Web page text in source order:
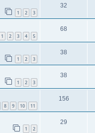
1 2 3
32
1 2 3 4 5
68
1 2 3
38
1 2 3
38
8 9 10 11
156
1 2
29